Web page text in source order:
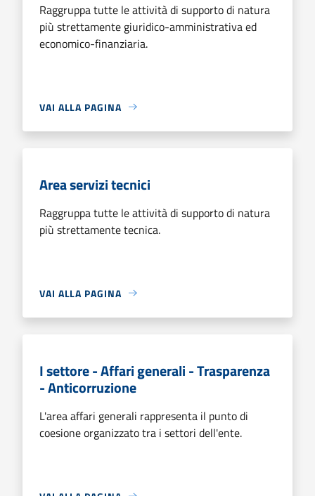
Raggruppa tutte le attività di supporto di natura
più strettamente giuridico-amministrativa ed
economico-finanziaria.
VAI ALLA PAGINA
Area servizi tecnici
Raggruppa tutte le attività di supporto di natura
più strettamente tecnica.
VAI ALLA PAGINA
I settore - Affari generali - Trasparenza
- Anticorruzione
L'area affari generali rappresenta il punto di
coesione organizzato tra i settori dell'ente.